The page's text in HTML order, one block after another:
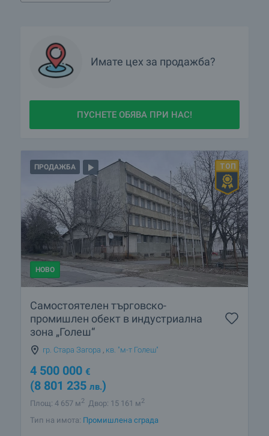
Имате цех за продажба?
ПУСНЕТЕ ОБЯВА ПРИ НАС!
ПРОДАЖБА
НОВО
Самостоятелен търговско-
промишлен обект в индустриална
зона „Голеш“
гр. Стара Загора кв. "м-т Голеш"
4 500 000 €
(8 801 235 лв.)
Площ: 4 657 м2 Двор: 15 161 м2
Тип на имота: Промишлена сграда